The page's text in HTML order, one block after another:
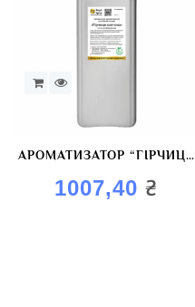
АРОМАТИЗАТОР “ГІРЧИЦЯ
КОПЧЕНА”
1007,40₴